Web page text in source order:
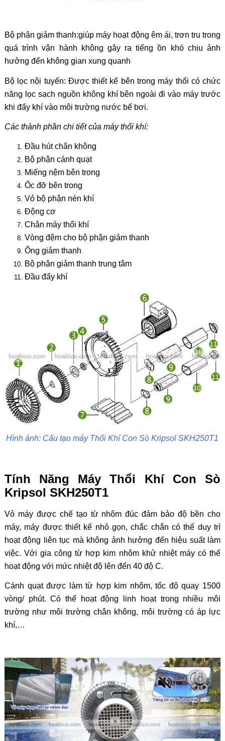
Bộ phận giảm thanh:giúp máy hoạt động êm ái, trơn tru trong
quá trình vận hành không gây ra tiếng ồn khó chịu ảnh
hưởng đến không gian xung quanh
Bộ lọc nội tuyến: Được thiết kế bên trong máy thổi có chức
năng lọc sạch nguồn không khí bên ngoài đi vào máy trước
khi đẩy khí vào môi trường nước bể bơi.
Các thành phần chi tiết của máy thổi khí:
Đầu hút chân không
Bộ phận cánh quạt
Miếng nệm bên trong
Ốc đỡ bên trong
Vỏ bộ phận nén khí
Động cơ
Chân máy thổi khí
Vòng đệm cho bộ phận giảm thanh
Ống giảm thanh
Bộ phận giảm thanh trung tâm
Đầu đẩy khí
Hình ảnh: Cấu tạo máy Thổi Khí Con Sò Kripsol SKH250T1
Tính Năng Máy Thổi Khí Con Sò
Kripsol SKH250T1
Vỏ máy được chế tạo từ nhôm đúc đảm bảo độ bền cho
máy, máy được thiết kế nhỏ gọn, chắc chắn có thể duy trì
hoạt động liên tục mà không ảnh hưởng đến hiệu suất làm
việc. Với gia công từ hợp kim nhôm khử nhiệt máy có thể
hoạt động với mức nhiệt độ lên đến 40 độ C.
Cánh quạt được làm từ hợp kim nhôm, tốc độ quay 1500
vòng/ phút. Có thể hoạt động linh hoạt trong nhiều môi
trường như môi trường chân không, môi trường có áp lực
khí,…